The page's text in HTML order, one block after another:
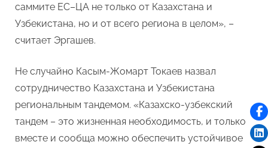
саммите ЕС–ЦА не только от Казахстана и
Узбекистана, но и от всего региона в целом», –
считает Эргашев.
Не случайно Касым-Жомарт Токаев назвал
сотрудничество Казахстана и Узбекистана
региональным тандемом. «Казахско-узбекский
тандем – это жизненная необходимость, и только
вместе и сообща можно обеспечить устойчивое